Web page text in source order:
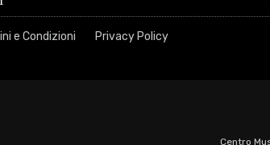
e Condizioni Privacy Policy
Centro